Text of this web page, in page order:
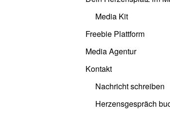
Media Kit
Freebie Plattform
Media Agentur
Kontakt
Nachricht schreiben
Herzensgespräch